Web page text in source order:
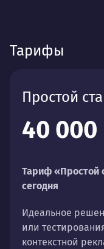
Тарифы
Простой
40 000
Тариф «Простой
сегодня
Идеальное
или
контекстной